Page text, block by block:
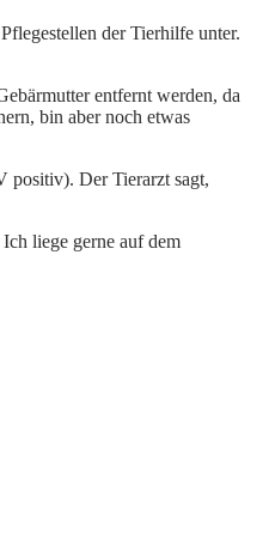
der Tierhilfe unter.
entfernt werden, da
bin aber noch etwas
positiv). Der Tierarzt sagt,
liege gerne auf dem